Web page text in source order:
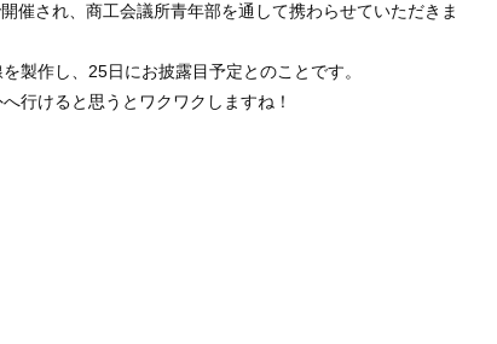
催され、商工会議所青年部を通して携わらせていただきま
製作し、25日にお披露目予定とのことです。
行けると思うとワクワクしますね！